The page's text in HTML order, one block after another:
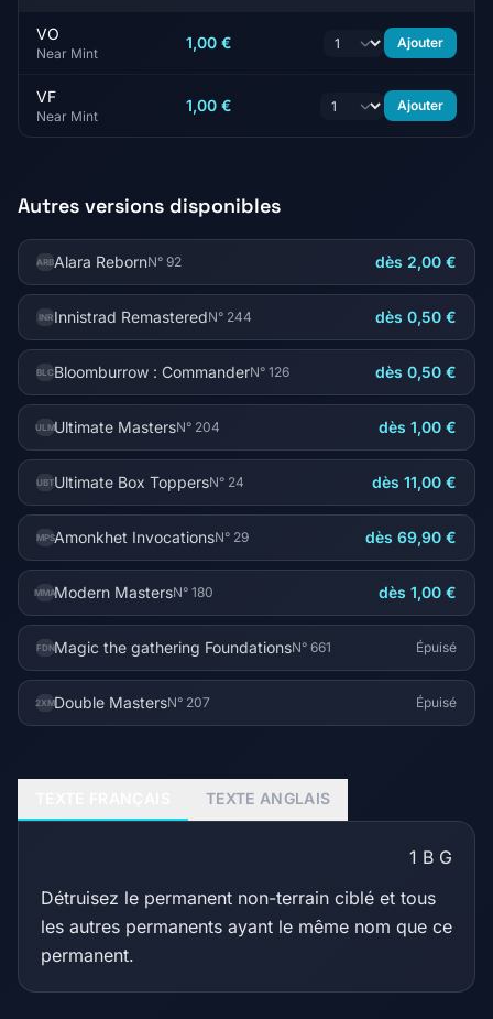
VO
Near Mint
1,00 € Ajouter
VF
Near Mint
1,00 € Ajouter
Autres versions disponibles
ARBAlara RebornN° 92 dès 2,00 €
INR Innistrad RemasteredN° 244 dès 0,50 €
BLCBloomburrow : CommanderN° 126 dès 0,50 €
ULMUltimate MastersN° 204 dès 1,00 €
UBTUltimate Box ToppersN° 24 dès 11,00 €
MPSAmonkhet InvocationsN° 29 dès 69,90 €
MMAModern MastersN° 180 dès 1,00 €
FDNMagic the gathering FoundationsN° 661 Épuisé
2XMDouble MastersN° 207 Épuisé
TEXTE ANGLAIS
1 B G
Détruisez le permanent non-terrain ciblé et tous
les autres permanents ayant le même nom que ce
permanent.